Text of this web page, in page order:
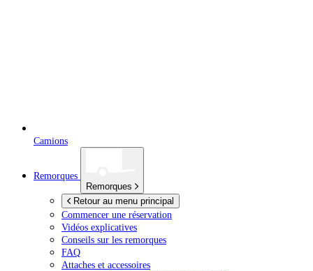
Camions
Remorques
Remorques
Retour au menu principal
Commencer une réservation
Vidéos explicatives
Conseils sur les remorques
FAQ
Attaches et accessoires